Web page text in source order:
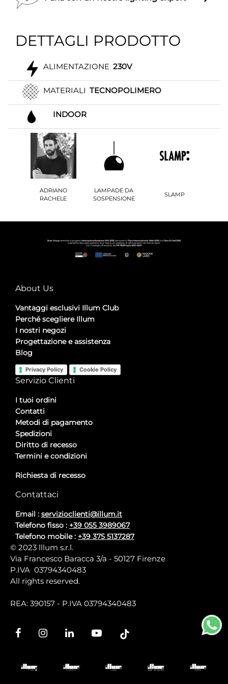
DETTAGLI PRODOTTO
ALIMENTAZIONE 230V
MATERIALI TECNOPOLIMERO
INDOOR
ADRIANO
RACHELE
LAMPADE DA
SOSPENSIONE
SLAMP
About Us
Vantaggi esclusivi Illum Club
Perché scegliere Illum
I nostri negozi
Progettazione e assistenza
Blog
Privacy Policy Cookie Policy
Servizio Clienti
I tuoi ordini
Contatti
Metodi di pagamento
Spedizioni
Diritto di recesso
Termini e condizioni
Richiesta di recesso
Contattaci
Email : servizioclienti@illum.it
Telefono fisso : +39 055 3989067
Telefono mobile : +39 375 5137287
© 2023 lllum s.r.l.
Via Francesco Baracca 3/a - 50127 Firenze
P.IVA 03794340483
All rights reserved.
REA: 390157 - P.IVA 03794340483